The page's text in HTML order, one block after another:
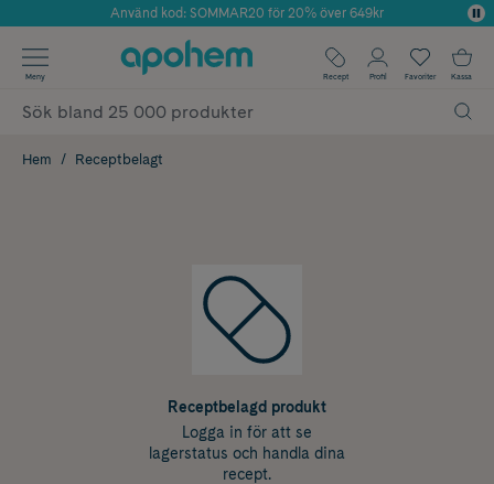
Använd kod: SOMMAR20 för 20% över 649kr
✓ Fri frakt
✓ Poäng på alla köp*
Meny Recept Profil Favoriter Kassa
Hem Receptbelagt
Receptbelagd produkt
Logga in för att se
lagerstatus och handla dina
recept.